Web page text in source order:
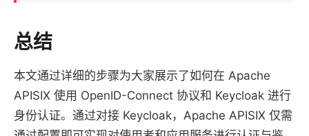
总结
本文通过详细的步骤为大家展示了如何在 Apache
APISIX 使用 OpenID-Connect 协议和 Keycloak 进行
身份认证。通过对接 Keycloak，Apache APISIX 仅需